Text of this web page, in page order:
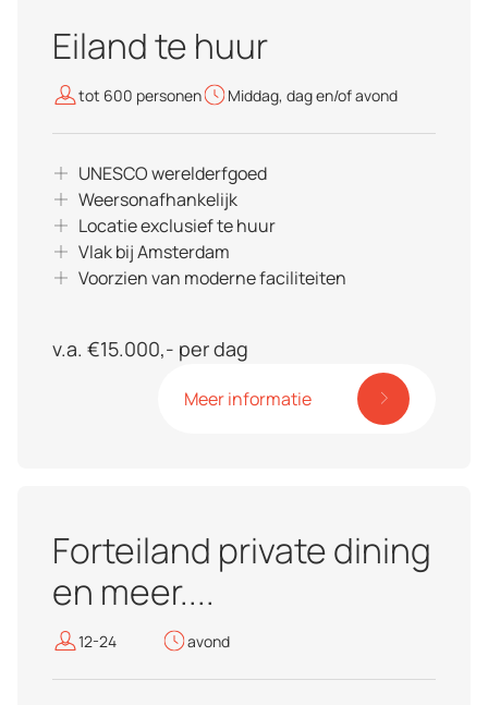
Eiland te huur
tot 600 personen Middag, dag en/of avond
UNESCO werelderfgoed
Weersonafhankelijk
Locatie exclusief te huur
Vlak bij Amsterdam
Voorzien van moderne faciliteiten
v.a. €15.000,- per dag
Meer informatie
Forteiland private dining
en meer....
12-24 avond